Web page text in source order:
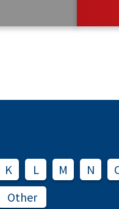
K L M N
Other